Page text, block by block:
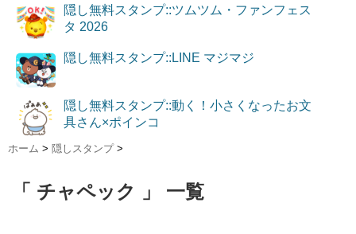
隠し無料スタンプ::ツムツム・ファンフェス
タ 2026
隠し無料スタンプ::LINE マジマジ
隠し無料スタンプ::動く！小さくなったお文
具さん×ポインコ
ホーム > 隠しスタンプ >
「 チャペック 」 一覧